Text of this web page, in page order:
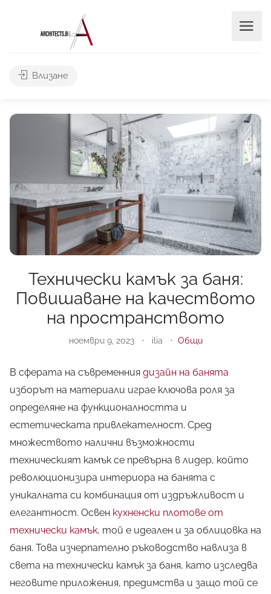
Влизане
Технически камък за баня:
Повишаване на качеството
на пространството
ноември 9, 2023 • ilia • Общи
В сферата на съвременния дизайн на банята
изборът на материали играе ключова роля за
определяне на функционалността и
естетическата привлекателност. Сред
множеството налични възможности
техническият камък се превърна в лидер, който
революционизира интериора на банята с
уникалната си комбинация от издръжливост и
елегантност. Освен кухненски плотове от
технически камък, той е идеален и за облицовка на
баня. Това изчерпателно ръководство навлиза в
света на технически камък за баня, като изследва
неговите приложения, предимства и защо той се